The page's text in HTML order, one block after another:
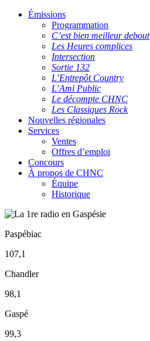
Émissions
Programmation
C’est bien meilleur debout
Les Heures complices
Intersection
Sortie 132
L’Entrepôt Country
L’Ami Public
Le décompte CHNC
Les Classiques Rock
Nouvelles régionales
Services
Ventes
Offres d’emploi
Concours
À propos de CHNC
Équipe
Historique
Paspébiac
107,1
Chandler
98,1
Gaspé
99,3